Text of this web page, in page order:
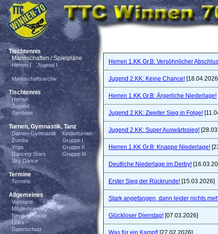
Tischtennis
Mannschaften / Spielpläne
Herren I Jugend I
Mannschaftsarchiv
Tischtennis
Herren
Jugend
Bambinis
Turnen, Gymnastik, Tanz
Damen-Gymnastik
Zumba
Yoga
Dancing-Stars
Sky Dance
Kinderturnen:
Gruppe I
Gruppe II
Gruppe III
Termine
Termine
Allgemeines
Vorstand
Mitgliedsantrag
News / Presse
Links
Datenschutz
Herren 1.KK Gr.B: Versöhnlicher
Jugend 2.KK: Keine Chance!
Herren 1.KK Gr.B: Ärgerliche Niederlage!
Jugend 2.KK: Zweiter Sieg in Folge!
Jugend 2.KK: Super Auswärtssieg!
Herren 1.KK Gr.B: Knappe Niederlage!
Deutliche Niederlage im Derby!
Erster Sieg der Rückrunde! [15.03.2026]
Stark angefangen, dann leider nichts
Glückloser Dienstag! [07.03.2026]
Was für ein Kampf! [27.02.2026]